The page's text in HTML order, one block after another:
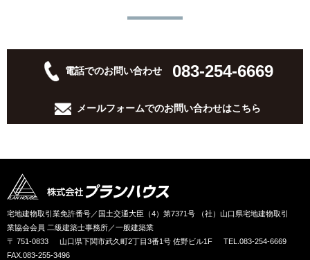
電話でのお問い合わせ 083-254-6669
メールフォームでのお問い合わせはこちら
宅地建物取引業免許番号／国土交通大臣（4）第7371号 （社）山口県宅地建物取引
業協会会員 二級建築士事務所／一般建築業
〒 751-0833
山口県下関市武久町2丁目3番1号 佐野ビル1F
TEL.083-254-6669
FAX.083-255-3496